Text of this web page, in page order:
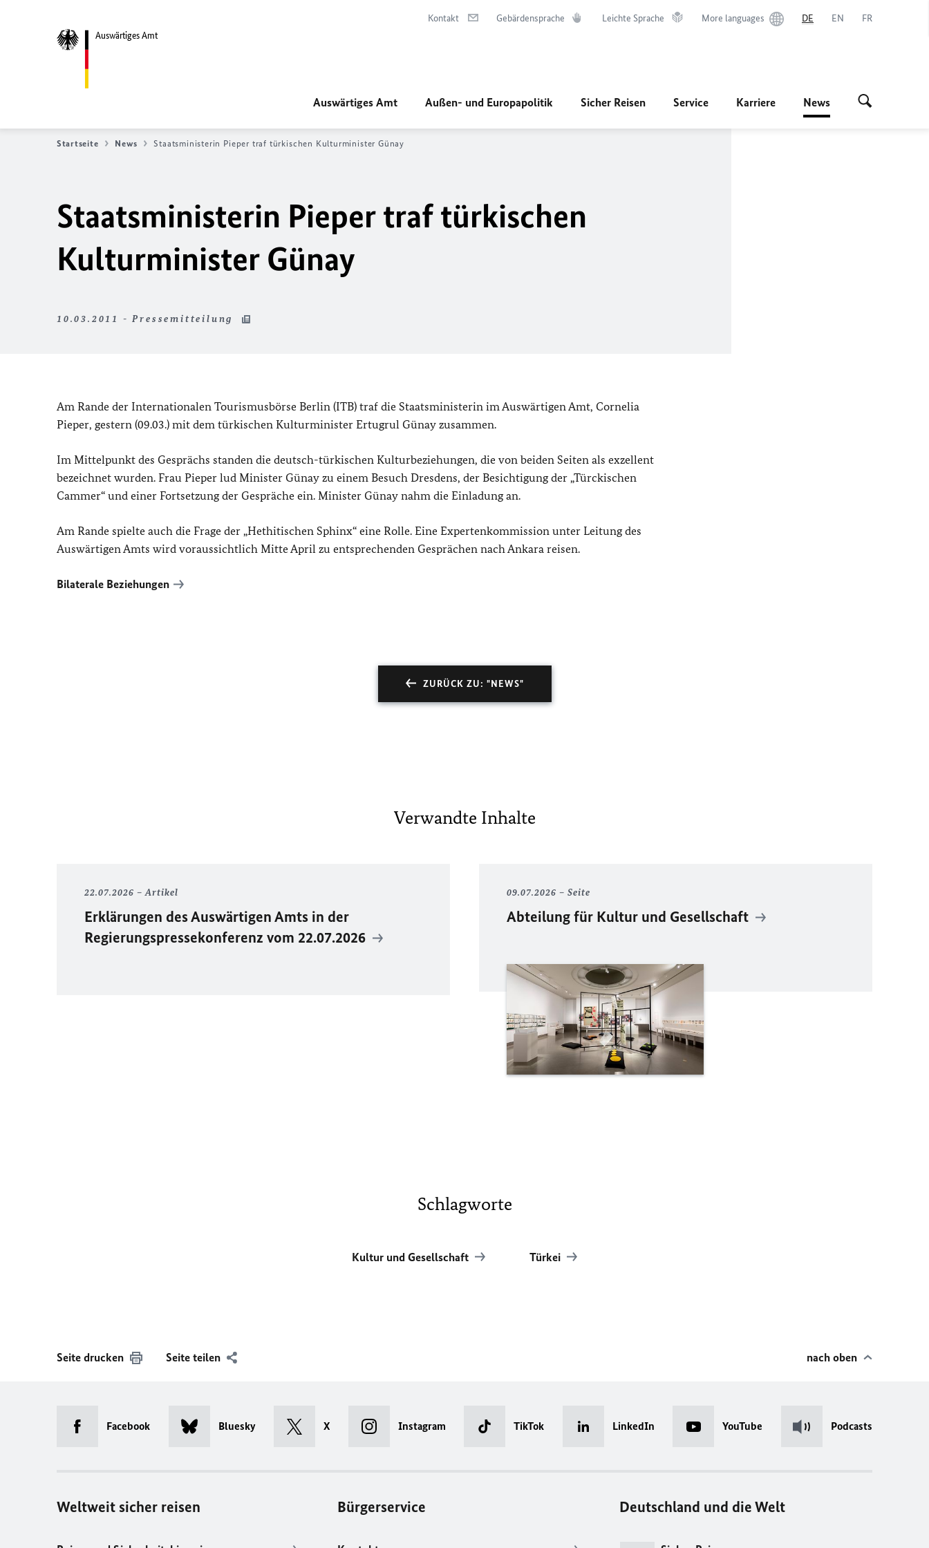
Auswärtiges Amt
Kontakt Gebärdensprache Leichte Sprache More languages DE EN FR
Auswärtiges Amt Außen- und Europapolitik Sicher Reisen Service Karriere News
Startseite News Staatsministerin Pieper traf türkischen Kulturminister Günay
Staatsministerin Pieper traf türkischen
Kulturminister Günay
10.03.2011 - Pressemitteilung
Am Rande der Internationalen Tourismusbörse Berlin (ITB) traf die Staatsministerin im Auswärtigen Amt, Cornelia
Pieper, gestern (09.03.) mit dem türkischen Kulturminister Ertugrul Günay zusammen.
Im Mittelpunkt des Gesprächs standen die deutsch-türkischen Kulturbeziehungen, die von beiden Seiten als exzellent
bezeichnet wurden. Frau Pieper lud Minister Günay zu einem Besuch Dresdens, der Besichtigung der „Türckischen
Cammer“ und einer Fortsetzung der Gespräche ein. Minister Günay nahm die Einladung an.
Am Rande spielte auch die Frage der „Hethitischen Sphinx“ eine Rolle. Eine Expertenkommission unter Leitung des
Auswärtigen Amts wird voraussichtlich Mitte April zu entsprechenden Gesprächen nach Ankara reisen.
Bilaterale Beziehungen
ZURÜCK ZU: "NEWS"
Verwandte Inhalte
22.07.2026 Artikel
Erklärungen des Auswärtigen Amts in der
Regierungspressekonferenz vom 22.07.2026
09.07.2026 Seite
Abteilung für Kultur und Gesellschaft
Schlagworte
Kultur und Gesellschaft Türkei
Seite drucken Seite teilen nach oben
Facebook Bluesky X Instagram TikTok LinkedIn YouTube Podcasts
Weltweit sicher reisen Bürgerservice Deutschland und die Welt